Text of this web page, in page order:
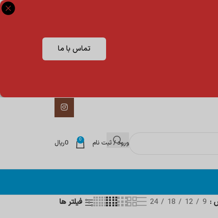
تماس با ما
ورود / ثبت نام 0
0ریال
9
12
18
24 فیلتر ها